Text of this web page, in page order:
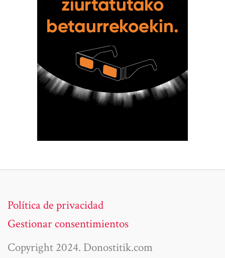
Política de privacidad
Gestionar consentimientos
Copyright 2024. Donostitik.com